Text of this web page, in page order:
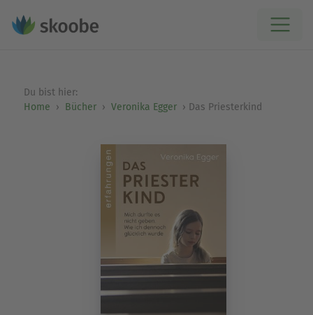
Du bist hier:
Home
Bücher Veronika Egger Das Priesterkind